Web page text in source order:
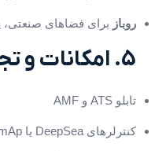
روباز برای فضاهای صنعتی،
5. امکانات و تجهیزات جانبی
تابلو ATS و AMF
کنترلرهای DeepSea یا ComAp